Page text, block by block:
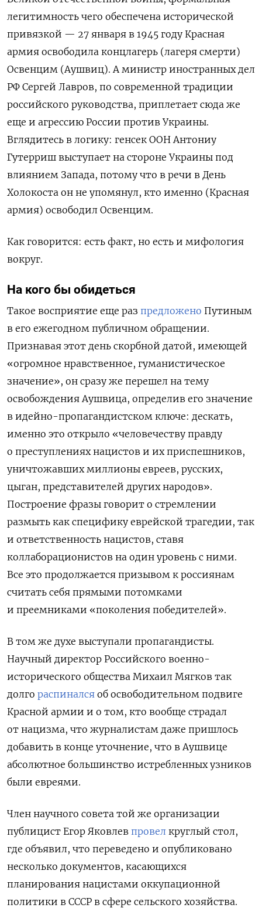
легитимность чего обеспечена исторической
привязкой — 27 января в 1945 году Красная
армия освободила концлагерь (лагеря смерти)
Освенцим (Аушвиц). А министр иностранных дел
РФ Сергей Лавров, по современной традиции
российского руководства, приплетает сюда же
еще и агрессию России против Украины.
Вглядитесь в логику: генсек ООН Антониу
Гутерриш выступает на стороне Украины под
влиянием Запада, потому что в речи в День
Холокоста он не упомянул, кто именно (Красная
армия) освободил Освенцим.
Как говорится: есть факт, но есть и мифология
вокруг.
На кого бы обидеться
Такое восприятие еще раз предложено Путиным
в его ежегодном публичном обращении.
Признавая этот день скорбной датой, имеющей
«огромное нравственное, гуманистическое
значение», он сразу же перешел на тему
освобождения Аушвица, определив его значение
в идейно-пропагандистском ключе: дескать,
именно это открыло «человечеству правду
о преступлениях нацистов и их приспешников,
уничтожавших миллионы евреев, русских,
цыган, представителей других народов».
Построение фразы говорит о стремлении
размыть как специфику еврейской трагедии, так
и ответственность нацистов, ставя
коллаборационистов на один уровень с ними.
Все это продолжается призывом к россиянам
считать себя прямыми потомками
и преемниками «поколения победителей».
В том же духе выступали пропагандисты.
Научный директор Российского военно-
исторического общества Михаил Мягков так
долго распинался об освободительном подвиге
Красной армии и о том, кто вообще страдал
от нацизма, что журналистам даже пришлось
добавить в конце уточнение, что в Аушвице
абсолютное большинство истребленных узников
были евреями.
Член научного совета той же организации
публицист Егор Яковлев провел круглый стол,
где объявил, что переведено и опубликовано
несколько документов, касающихся
планирования нацистами оккупационной
политики в СССР в сфере сельского хозяйства.